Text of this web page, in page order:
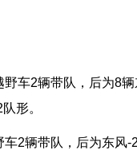
野车2辆带队，后为8
形。
2辆带队，后为东风-